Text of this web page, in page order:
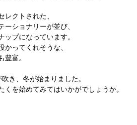
クトされた、
ショナリーが並び、
プになっています。
ってくれそうな、
富。
き、冬が始まりました。
くを始めてみてはいかがでしょうか。